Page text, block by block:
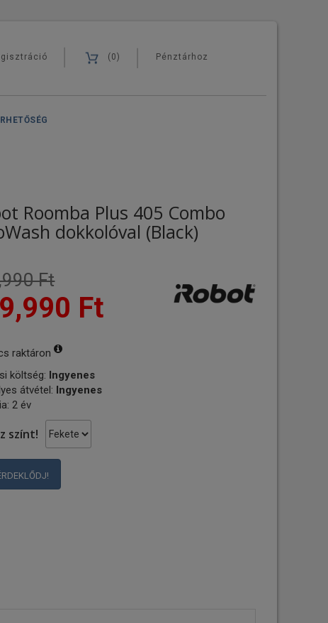
(0) Pénztárhoz
Roomba Plus 405 Combo
dokkolóval (Black)
Ft
Ft
raktáron
költség: Ingyenes
átvétel: Ingyenes
2 év
színt!